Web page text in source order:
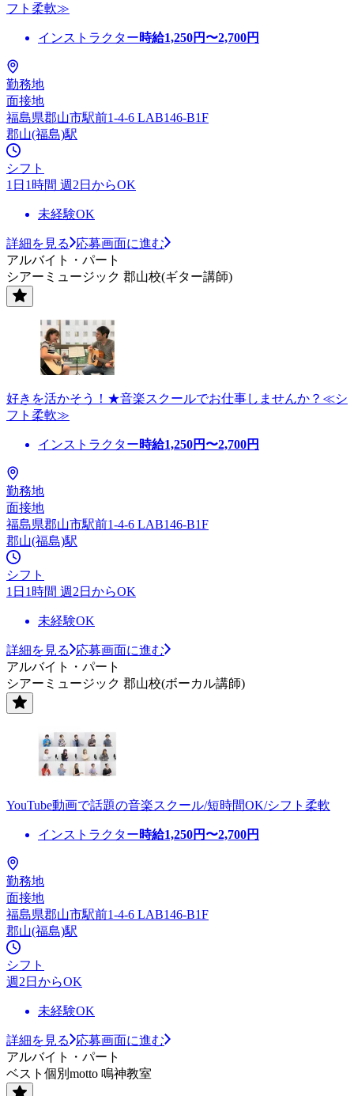
フト柔軟≫
インストラクター時給1,250円〜2,700円
勤務地
面接地
福島県郡山市駅前1-4-6 LAB146-B1F
郡山(福島)駅
シフト
1日1時間 週2日からOK
未経験OK
詳細を見る
応募画面に進む
アルバイト・パート
シアーミュージック 郡山校(ギター講師)
好きを活かそう！★音楽スクールでお仕事しませんか？≪シ
フト柔軟≫
インストラクター時給1,250円〜2,700円
勤務地
面接地
福島県郡山市駅前1-4-6 LAB146-B1F
郡山(福島)駅
シフト
1日1時間 週2日からOK
未経験OK
詳細を見る
応募画面に進む
アルバイト・パート
シアーミュージック 郡山校(ボーカル講師)
YouTube動画で話題の音楽スクール/短時間OK/シフト柔軟
インストラクター時給1,250円〜2,700円
勤務地
面接地
福島県郡山市駅前1-4-6 LAB146-B1F
郡山(福島)駅
シフト
週2日からOK
未経験OK
詳細を見る
応募画面に進む
アルバイト・パート
ベスト個別motto 鳴神教室